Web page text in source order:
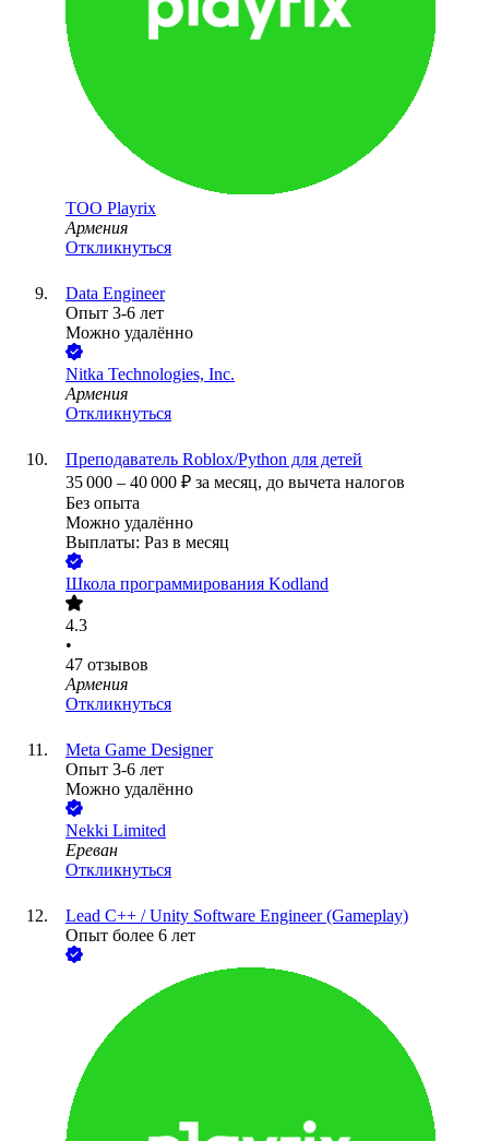
ТОО Playrix
Армения
Откликнуться
Data Engineer
Опыт 3-6 лет
Можно удалённо
Nitka Technologies, Inc.
Армения
Откликнуться
Преподаватель Roblox/Python для детей
35 000 – 40 000 ₽ за месяц, до вычета налогов
Без опыта
Можно удалённо
Выплаты: Раз в месяц
Школа программирования Kodland
4.3
•
47 отзывов
Армения
Откликнуться
Meta Game Designer
Опыт 3-6 лет
Можно удалённо
Nekki Limited
Ереван
Откликнуться
Lead C++ / Unity Software Engineer (Gameplay)
Опыт более 6 лет